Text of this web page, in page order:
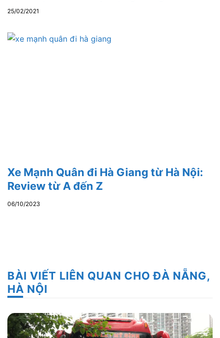
25/02/2021
Xe Mạnh Quân đi Hà Giang từ Hà Nội:
Review từ A đến Z
06/10/2023
BÀI VIẾT LIÊN QUAN CHO ĐÀ NẴNG,
HÀ NỘI